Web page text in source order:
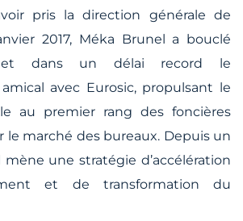
pris la direction générale de
2017, Méka Brunel a bouclé
et dans un délai record le
avec Eurosic, propulsant le
au premier rang des foncières
le marché des bureaux. Depuis un
une stratégie d’accélération
et de transformation du